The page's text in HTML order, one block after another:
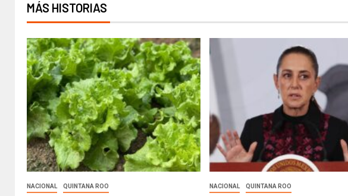
MÁS HISTORIAS
NACIONAL QUINTANA ROO NACIONAL QUINTANA ROO